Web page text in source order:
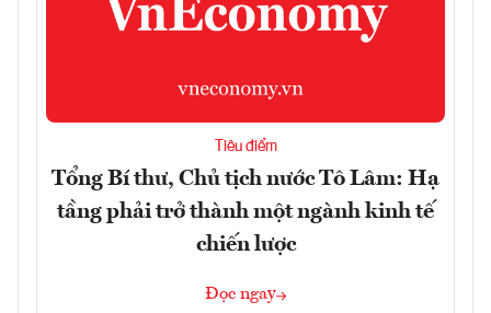
Tiêu điểm
Tổng Bí thư, Chủ tịch nước Tô Lâm: Hạ
tầng phải trở thành một ngành kinh tế
chiến lược
Đọc ngay